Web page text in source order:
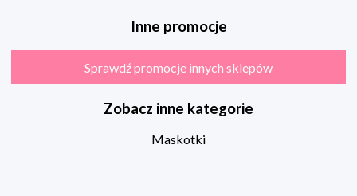
Inne promocje
Sprawdź promocje innych sklepów
Zobacz inne kategorie
Maskotki